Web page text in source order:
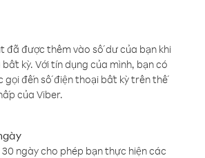
đã được thêm vào số dư của bạn khi
kỳ. Với tín dụng của mình, bạn có
gọi đến số điện thoại bất kỳ trên thế
của Viber.
ngày cho phép bạn thực hiện các